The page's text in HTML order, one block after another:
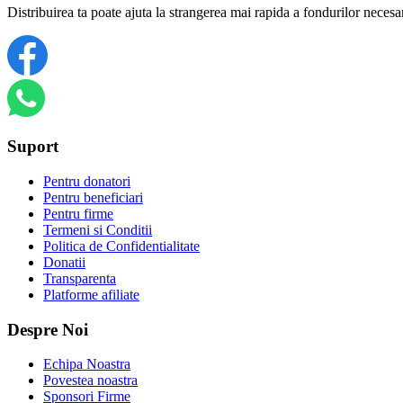
Distribuirea ta poate ajuta la strangerea mai rapida a fondurilor
Suport
Pentru donatori
Pentru beneficiari
Pentru firme
Termeni si Conditii
Politica de Confidentialitate
Donatii
Transparenta
Platforme afiliate
Despre Noi
Echipa Noastra
Povestea noastra
Sponsori Firme